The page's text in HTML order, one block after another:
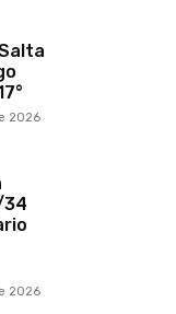
2026
34
2026